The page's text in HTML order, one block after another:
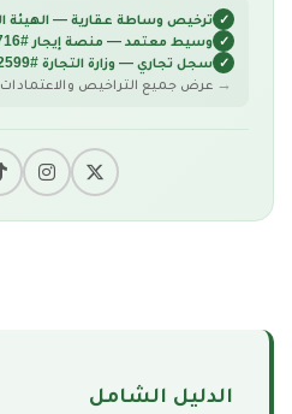
ترخيص وساطة عقارية — الهيئة العامة
وسيط معتمد — منصة إيجار #20072716
سجل تجاري — وزارة التجارة #4030422599
عرض جميع التراخيص والاعتمادات
الدليل الشامل